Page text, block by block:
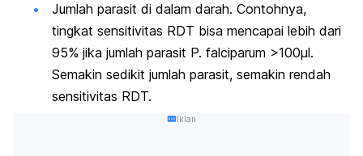
Jumlah parasit di dalam darah. Contohnya,
tingkat sensitivitas RDT bisa mencapai lebih dari
95% jika jumlah parasit P. falciparum >100µl.
Semakin sedikit jumlah parasit, semakin rendah
sensitivitas RDT.
Iklan